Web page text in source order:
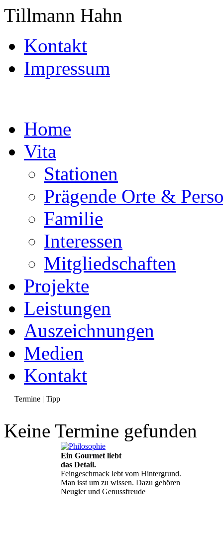
Tillmann Hahn
Kontakt
Impressum
Home
Vita
Stationen
Prägende Orte &
Familie
Interessen
Mitgliedschaften
Projekte
Leistungen
Auszeichnungen
Medien
Kontakt
Termine | Tipp
Keine Termine gefunden
Ein Gourmet liebt
das Detail.
Feingeschmack lebt vom Hintergrund.
Man isst um zu wissen. Dazu gehören
Neugier und Genussfreude